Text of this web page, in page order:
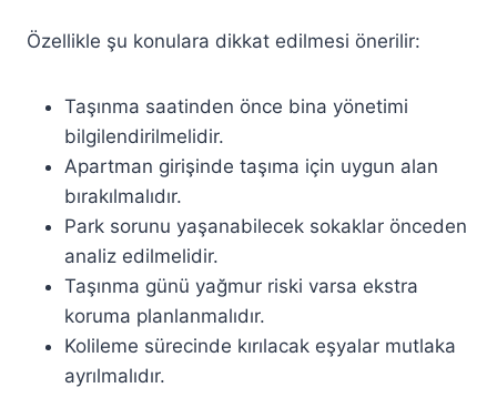
Özellikle şu konulara dikkat edilmesi önerilir:
Taşınma saatinden önce bina yönetimi
bilgilendirilmelidir.
Apartman girişinde taşıma için uygun alan
bırakılmalıdır.
Park sorunu yaşanabilecek sokaklar önceden
analiz edilmelidir.
Taşınma günü yağmur riski varsa ekstra
koruma planlanmalıdır.
Kolileme sürecinde kırılacak eşyalar mutlaka
ayrılmalıdır.